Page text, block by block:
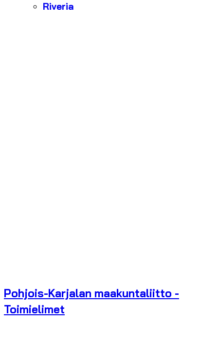
Riveria
Pohjois-Karjalan maakuntaliitto -
Toimielimet